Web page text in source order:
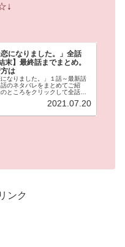
恋になりました。」全話
末】最終話までまとめ。
は
になりました。」１話～最新話
のネタバレをまとめてご紹
ところをクリックして全話の
っ越してきた伊達。なぜか栞に
2021.07.20
ンク